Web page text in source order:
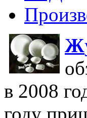
Ж
в 2008
году